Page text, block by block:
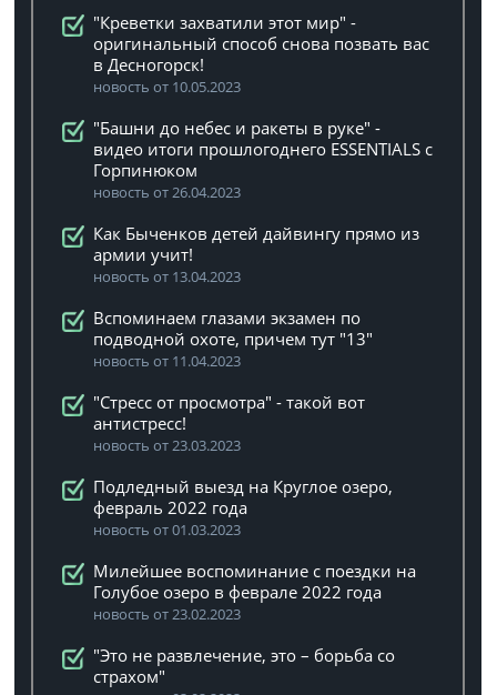
"Креветки захватили этот мир" -
оригинальный способ снова позвать вас
в Десногорск!
новость от 10.05.2023
"Башни до небес и ракеты в руке" -
видео итоги прошлогоднего ESSENTIALS с
Горпинюком
новость от 26.04.2023
Как Быченков детей дайвингу прямо из
армии учит!
новость от 13.04.2023
Вспоминаем глазами экзамен по
подводной охоте, причем тут "13"
новость от 11.04.2023
"Стресс от просмотра" - такой вот
антистресс!
новость от 23.03.2023
Подледный выезд на Круглое озеро,
февраль 2022 года
новость от 01.03.2023
Милейшее воспоминание с поездки на
Голубое озеро в феврале 2022 года
новость от 23.02.2023
"Это не развлечение, это – борьба со
страхом"